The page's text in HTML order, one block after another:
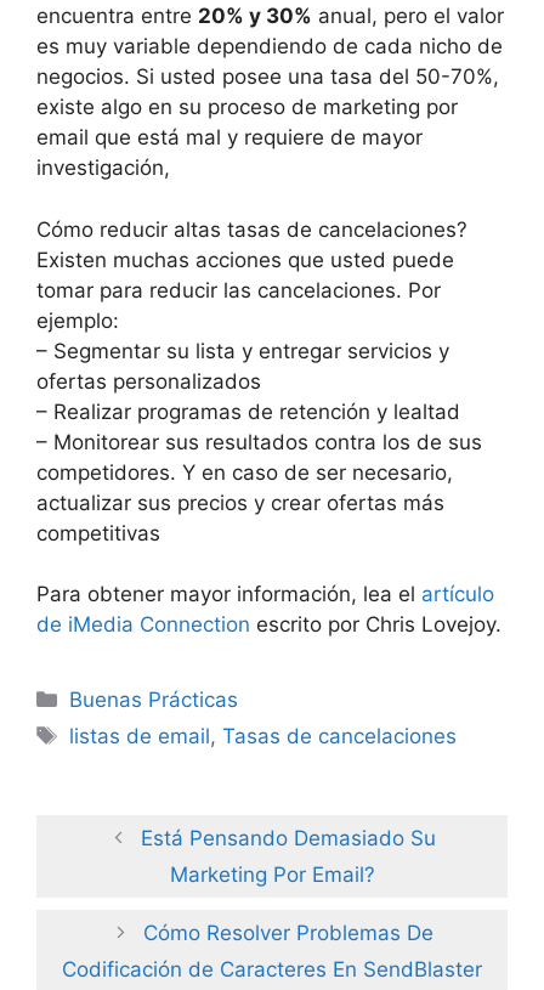
encuentra entre 20% y 30% anual, pero el valor
es muy variable dependiendo de cada nicho de
negocios. Si usted posee una tasa del 50-70%,
existe algo en su proceso de marketing por
email que está mal y requiere de mayor
investigación,
Cómo reducir altas tasas de cancelaciones?
Existen muchas acciones que usted puede
tomar para reducir las cancelaciones. Por
ejemplo:
– Segmentar su lista y entregar servicios y
ofertas personalizados
– Realizar programas de retención y lealtad
– Monitorear sus resultados contra los de sus
competidores. Y en caso de ser necesario,
actualizar sus precios y crear ofertas más
competitivas
Para obtener mayor información, lea el artículo
de iMedia Connection escrito por Chris Lovejoy.
Categories
Buenas Prácticas
Tags
listas de email,Tasas de cancelaciones
Está Pensando Demasiado Su
Marketing Por Email?
Cómo Resolver Problemas De
Codificación de Caracteres En SendBlaster